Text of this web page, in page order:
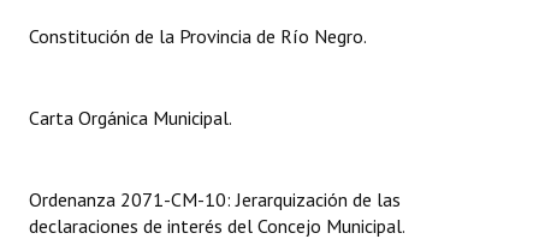
Organigrama
Informes de Gestión
Constitución de la Provincia de Río Negro.
Carta Orgánica Municipal.
Ordenanza 2071-CM-10: Jerarquización de las
declaraciones de interés del Concejo Municipal.